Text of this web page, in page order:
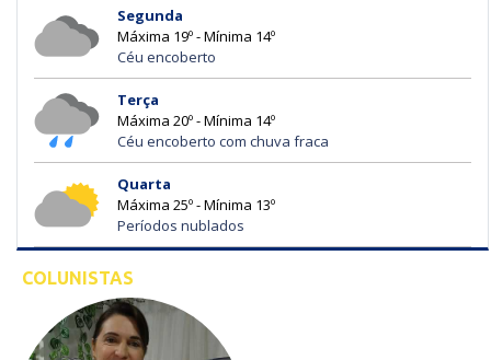
Segunda
Máxima 19º - Mínima 14º
Céu encoberto
Terça
Máxima 20º - Mínima 14º
Céu encoberto com chuva fraca
Quarta
Máxima 25º - Mínima 13º
Períodos nublados
COLUNISTAS